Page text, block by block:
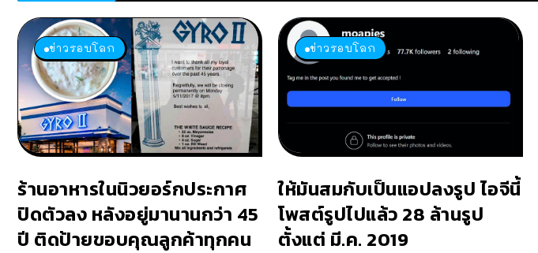
ข่าวรอบโลก
ร้านอาหารในนิวยอร์กประกาศ
ปิดตัวลง หลังอยู่มานานกว่า 45
ปี ติดป้ายขอบคุณลูกค้าทุกคน
ข่าวรอบโลก
ให้มันสมกับเป็นแอปลงรูป ไอจีนี้
โพสต์รูปไปแล้ว 28 ล้านรูป
ตั้งแต่ มี.ค. 2019